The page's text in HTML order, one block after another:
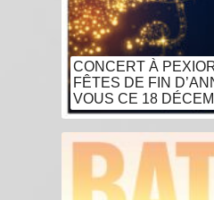
CONCERT À
FÊTES DE FIN
VOUS CE 18